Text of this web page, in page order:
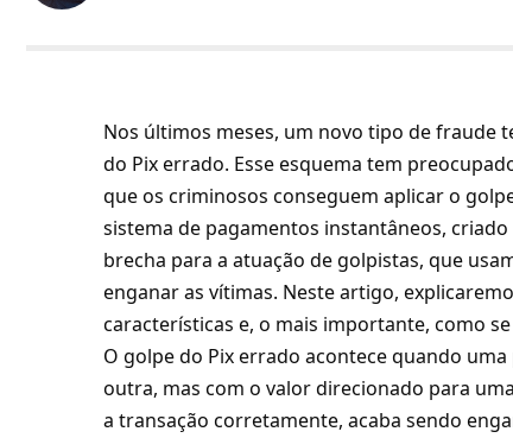
Nos últimos meses, um novo tipo de fraude
do Pix errado. Esse esquema tem
que os criminosos conseguem aplicar o
sistema de pagamentos instantâneos,
brecha para a atuação de golpistas, que
enganar as vítimas. Neste artigo,
características e, o mais importante, como
O golpe do Pix errado acontece quando
outra, mas com o valor direcionado para
a transação corretamente, acaba sendo